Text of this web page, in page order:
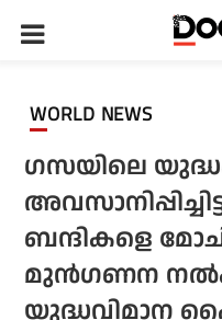
WORLD NEWS
ഗസയിലെ
ബന്ദികളെ
മുന്‍ഗണന
യുദ്ധവിമാന